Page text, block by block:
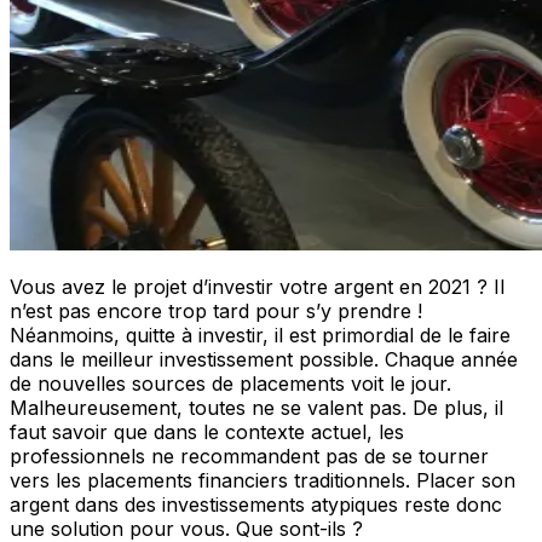
Vous avez le projet d’investir votre argent en 2021 ? Il
n’est pas encore trop tard pour s’y prendre !
Néanmoins, quitte à investir, il est primordial de le faire
dans le meilleur investissement possible. Chaque année
de nouvelles sources de placements voit le jour.
Malheureusement, toutes ne se valent pas. De plus, il
faut savoir que dans le contexte actuel, les
professionnels ne recommandent pas de se tourner
vers les placements financiers traditionnels. Placer son
argent dans des investissements atypiques reste donc
une solution pour vous. Que sont-ils ?